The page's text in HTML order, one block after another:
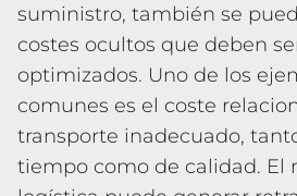
suministro, también se
costes ocultos que deben
optimizados. Uno de los
comunes es el coste
transporte inadecuado,
tiempo como de calidad. El